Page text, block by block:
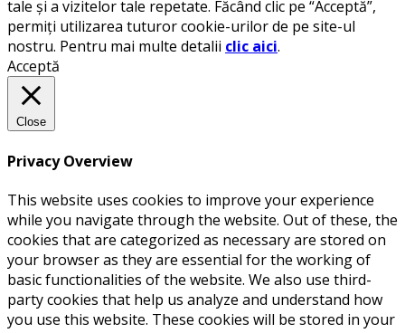
tale și a vizitelor tale repetate. Făcând clic pe “Acceptă”,
permiți utilizarea tuturor cookie-urilor de pe site-ul
nostru. Pentru mai multe detalii clic aici.
Acceptă
Close
Privacy Overview
This website uses cookies to improve your experience
while you navigate through the website. Out of these, the
cookies that are categorized as necessary are stored on
your browser as they are essential for the working of
basic functionalities of the website. We also use third-
party cookies that help us analyze and understand how
you use this website. These cookies will be stored in your